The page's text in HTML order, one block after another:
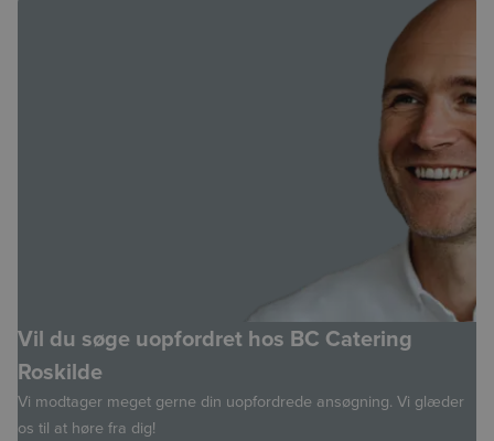
Vil du søge uopfordret hos BC Catering
Roskilde
Vi modtager meget gerne din uopfordrede ansøgning. Vi glæder
os til at høre fra dig!